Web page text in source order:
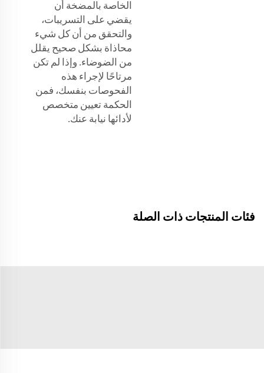
الخاصة بالمضخة أن
يقضي على التسريبات،
والتحقق من أن كل شيء
محاذاة بشكل صحيح يقلل
من الضوضاء. وإذا لم تكن
مرتاحًا لإجراء هذه
الفحوصات بنفسك، فمن
الحكمة تعيين متخصص
لأدائها نيابة عنك.
فئات المنتجات ذات الصلة